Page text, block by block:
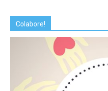
Colabore!